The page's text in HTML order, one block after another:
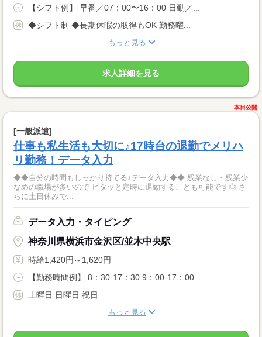
【シフト例】 早番／07：00〜16：00 日勤／...
◆シフト制 ◆長期休暇の取得もOK 勤務曜...
もっと見る
求人詳細を見る
本日公開
[一般派遣]
仕事も私生活も大切に♪17時台の退勤でメリハ
リ勤務！データ入力
◆◆自分の時間もしっかり持てる♪データ入力◆◆ 残業なし・残業少
なめの職場が多いので ピタッと定時に退勤することも可能です◎ さ
らに土日休みで...
データ入力・タイピング
神奈川県横浜市金沢区/並木中央駅
時給1,420円～1,620円
【勤務時間例】 8：30-17：30 9：00-17：00...
土曜日 日曜日 祝日
もっと見る